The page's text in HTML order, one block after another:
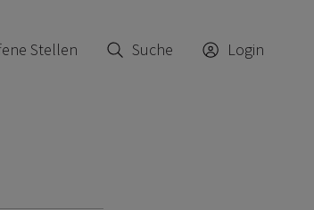
Stellen Suche Login